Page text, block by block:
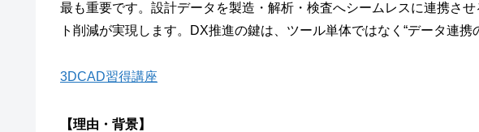
最も重要です。設計データを製造・解析・検査へシームレスに連携さ
ト削減が実現します。DX推進の鍵は、ツール単体ではなく“データ連携
3DCAD習得講座
【理由・背景】